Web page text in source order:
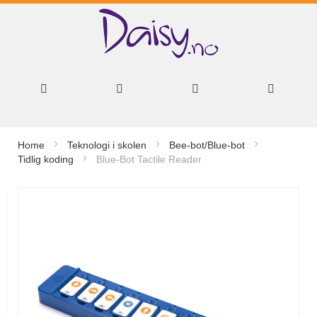
Home Teknologi i skolen
Bee-bot/Blue-bot
Tidlig koding
Blue-Bot Tactile Reader